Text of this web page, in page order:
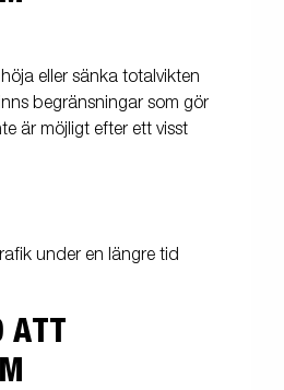
eller sänka totalvikten
begränsningar som gör
är möjligt efter ett visst
under en längre tid
ATT